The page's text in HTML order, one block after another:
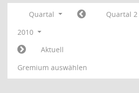
Quartal
Quartal 2
2010
Aktuell
Gremium auswählen